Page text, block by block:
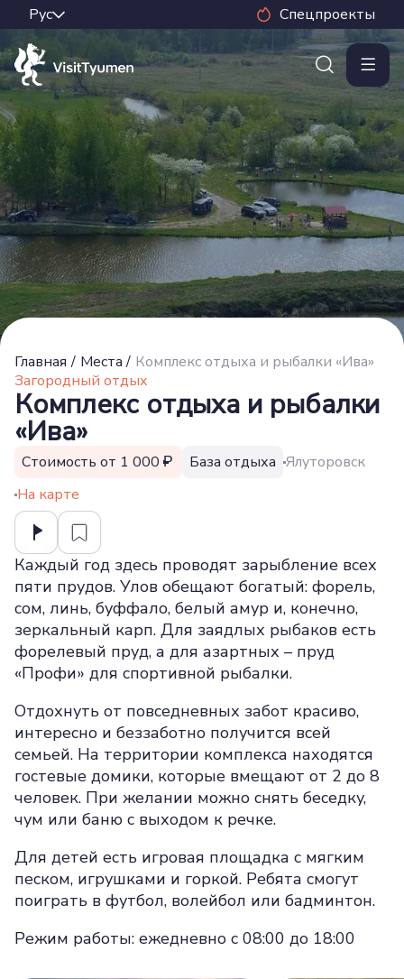
Спецпроекты
Главная / Места / Комплекс отдыха и рыбалки «Ива»
Загородный отдых
Комплекс отдыха и рыбалки
«Ива»
Стоимость от 1 000 База отдыха Ялуторовск
На карте
Каждый год здесь проводят зарыбление всех
пяти прудов. Улов обещают богатый: форель,
сом, линь, буффало, белый амур и, конечно,
зеркальный карп. Для заядлых рыбаков есть
форелевый пруд, а для азартных – пруд
«Профи» для спортивной рыбалки.
Отдохнуть от повседневных забот красиво,
интересно и беззаботно получится всей
семьей. На территории комплекса находятся
гостевые домики, которые вмещают от 2 до 8
человек. При желании можно снять беседку,
чум или баню с выходом к речке.
Для детей есть игровая площадка с мягким
песком, игрушками и горкой. Ребята смогут
поиграть в футбол, волейбол или бадминтон.
Режим работы: ежедневно с 08:00 до 18:00